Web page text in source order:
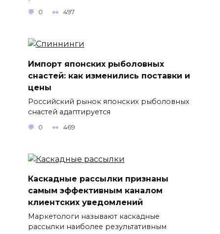
0 497
Импорт японских рыболовных
снастей: как изменились поставки и
цены
Российский рынок японских рыболовных
снастей адаптируется
0 469
Каскадные рассылки признаны
самым эффективным каналом
клиентских уведомлений
Маркетологи называют каскадные
рассылки наиболее результативным